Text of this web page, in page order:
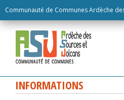
Communauté de Communes Ardèche
to
content
INFORMATIONS